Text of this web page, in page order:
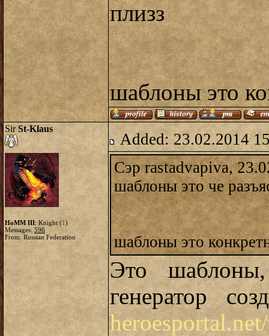
плизз
шаблоны это
SirSt-Klaus
HoMM III: Knight (1)
Messages: 596
From: Russian Federation
Added: 23.02.2014
Сэр rastadvapiva,
шаблоны это че
шаблоны это
Это
генератор